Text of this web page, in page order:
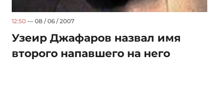
12:50 — 08 / 06 / 2007
Узеир Джафаров назвал имя
второго напавшего на него